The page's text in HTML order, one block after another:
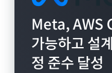
Meta, AWS
가능하고 설
정 준수 달성